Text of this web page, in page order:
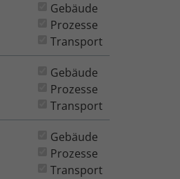
Gebäude
Prozesse
Transport
Gebäude
Prozesse
Transport
Gebäude
Prozesse
Transport